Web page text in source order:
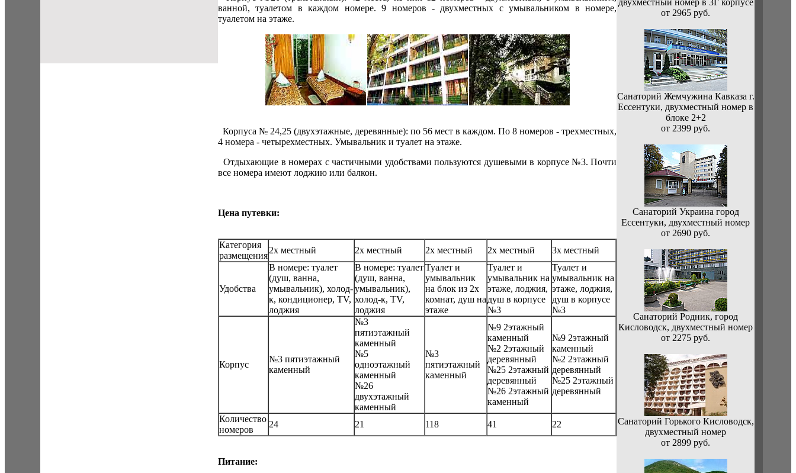
ванной, туалетом в каждом номере. 9 номеров - двухместных с умывальником в номере,
туалетом на этаже.
Корпуса № 24,25 (двухэтажные, деревянные): по 56 мест в каждом. По 8 номеров - трехместных,
4 номера - четырехместных. Умывальник и туалет на этаже.
Отдыхающие в номерах с частичными удобствами пользуются душевыми в корпусе №3. Почти
все номера имеют лоджию или балкон.
Цена путевки:
Категория
размещения
2х местный 2х местный 2х местный 2х местный 3х местный
Удобства
В номере: туалет
(душ, ванна,
умывальник), холод-
к, кондиционер, TV,
лоджия
В номере: туалет
(душ, ванна,
умывальник),
холод-к, TV,
лоджия
Туалет и
умывальник
на блок из 2х
комнат, душ на
этаже
Туалет и
умывальник на
этаже, лоджия,
душ в корпусе
№3
Туалет и
умывальник на
этаже, лоджия,
душ в корпусе
№3
Корпус
№3 пятиэтажный
каменный
№3
пятиэтажный
каменный
№5
одноэтажный
каменный
№26
двухэтажный
каменный
№3
пятиэтажный
каменный
№9 2этажный
каменный
№2 2этажный
деревянный
№25 2этажный
деревянный
№26 2этажный
каменный
№9 2этажный
каменный
№2 2этажный
деревянный
№25 2этажный
деревянный
Количество
номеров
24 21 118 41 22
Питание:
двухместный номер в 3Г корпусе
от 2965 руб.
Санаторий Жемчужина Кавказа г.
Ессентуки, двухместный номер в
блоке 2+2
от 2399 руб.
Санаторий Украина город
Ессентуки, двухместный номер
от 2690 руб.
Санаторий Родник, город
Кисловодск, двухместный номер
от 2275 руб.
Санаторий Горького Кисловодск,
двухместный номер
от 2899 руб.